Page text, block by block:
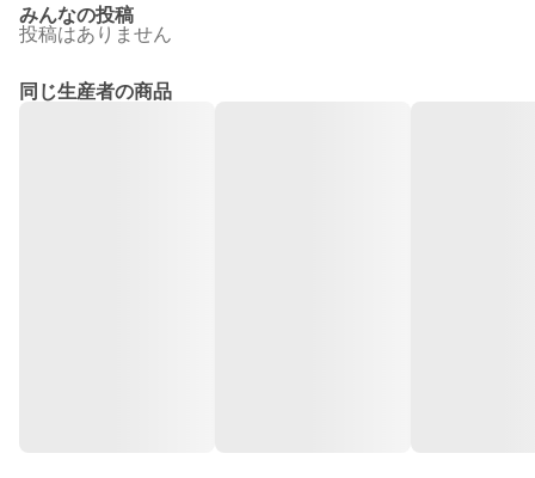
みんなの投稿
投稿はありません
同じ生産者の商品